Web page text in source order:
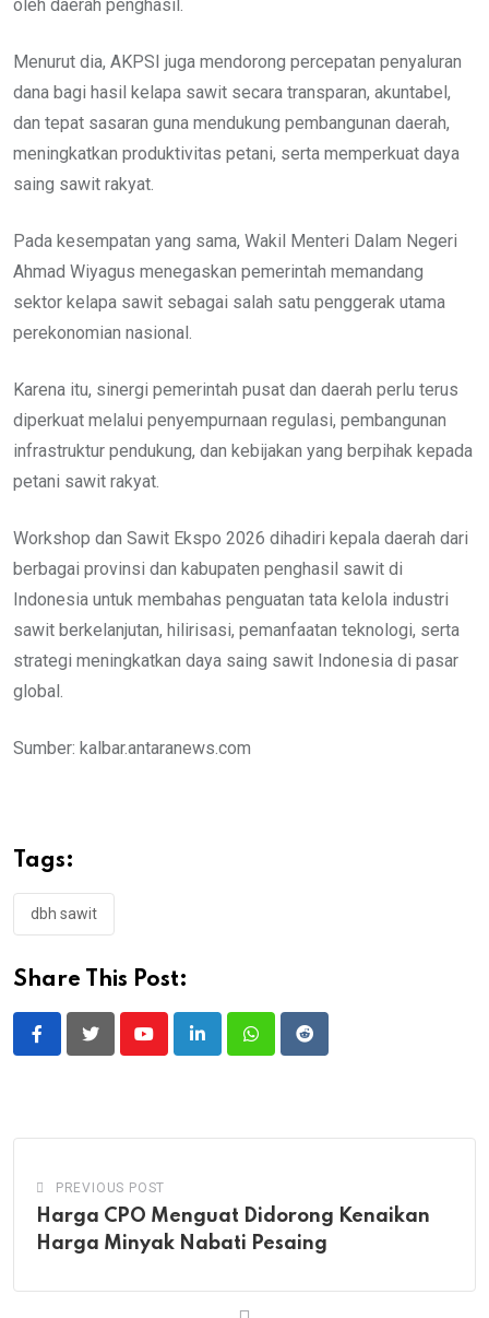
oleh daerah penghasil.
Menurut dia, AKPSI juga mendorong percepatan penyaluran
dana bagi hasil kelapa sawit secara transparan, akuntabel,
dan tepat sasaran guna mendukung pembangunan daerah,
meningkatkan produktivitas petani, serta memperkuat daya
saing sawit rakyat.
Pada kesempatan yang sama, Wakil Menteri Dalam Negeri
Ahmad Wiyagus menegaskan pemerintah memandang
sektor kelapa sawit sebagai salah satu penggerak utama
perekonomian nasional.
Karena itu, sinergi pemerintah pusat dan daerah perlu terus
diperkuat melalui penyempurnaan regulasi, pembangunan
infrastruktur pendukung, dan kebijakan yang berpihak kepada
petani sawit rakyat.
Workshop dan Sawit Ekspo 2026 dihadiri kepala daerah dari
berbagai provinsi dan kabupaten penghasil sawit di
Indonesia untuk membahas penguatan tata kelola industri
sawit berkelanjutan, hilirisasi, pemanfaatan teknologi, serta
strategi meningkatkan daya saing sawit Indonesia di pasar
global.
Sumber: kalbar.antaranews.com
Tags:
dbh sawit
Share This Post:
YoutubeLinkedInWhatsappReddit
PREVIOUS POST
Harga CPO Menguat Didorong Kenaikan
Harga Minyak Nabati Pesaing